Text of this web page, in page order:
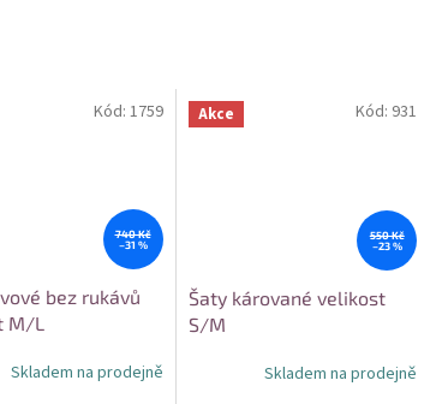
740 Kč
–31 %
bez rukávů
M/L
Skladem na prodejně
Kód: 1759 Akce
550 Kč
–23 %
Šaty kárované velikost
S/M
Skladem na prodejně
Kód: 931